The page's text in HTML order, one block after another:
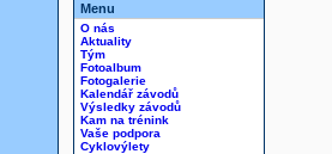
Menu
O nás
Aktuality
Tým
Fotoalbum
Fotogalerie
Kalendář závodů
Výsledky závodů
Kam na trénink
Vaše podpora
Cyklovýlety